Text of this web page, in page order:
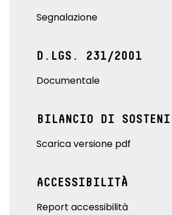
Segnalazione
D.LGS. 231/2001
Documentale
BILANCIO DI
Scarica versione pdf
ACCESSIBILITÀ
Report accessibilità